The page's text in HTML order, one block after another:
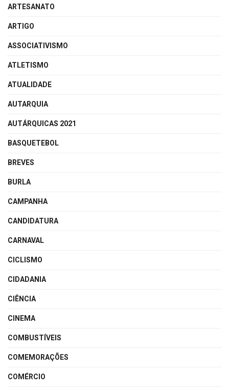
ARTESANATO
ARTIGO
ASSOCIATIVISMO
ATLETISMO
ATUALIDADE
AUTARQUIA
AUTÁRQUICAS 2021
BASQUETEBOL
BREVES
BURLA
CAMPANHA
CANDIDATURA
CARNAVAL
CICLISMO
CIDADANIA
CIÊNCIA
CINEMA
COMBUSTÍVEIS
COMEMORAÇÕES
COMÉRCIO